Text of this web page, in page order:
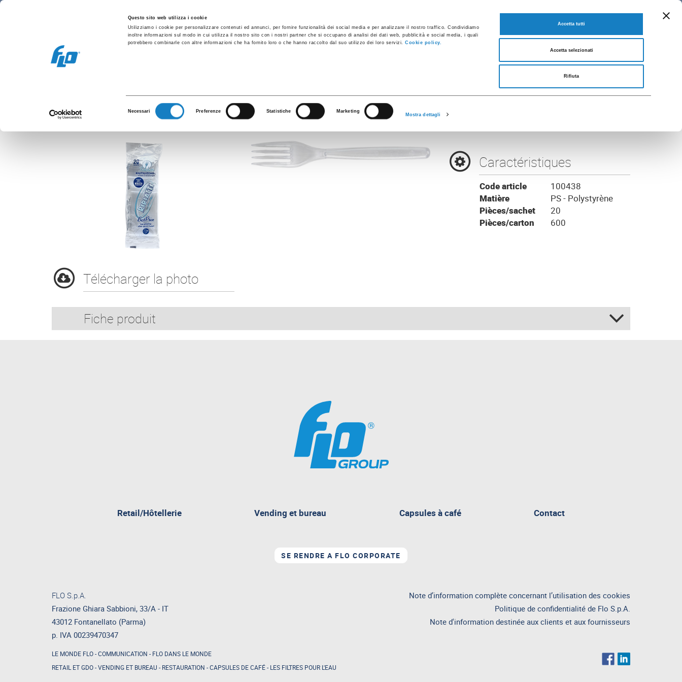
Questo sito web utilizza i cookie
Utilizziamo i cookie per personalizzare contenuti ed annunci, per fornire funzionalità dei social media e per analizzare il nostro traffico. Condividiamo
inoltre informazioni sul modo in cui utilizza il nostro sito con i nostri partner che si occupano di analisi dei dati web, pubblicità e social media, i quali
potrebbero combinarle con altre informazioni che ha fornito loro o che hanno raccolto dal suo utilizzo dei loro servizi.Cookie policy.
consenso
Necessari Preferenze Statistiche Marketing
Mostra dettagli
Accetta tutti
Accetta selezionati
Rifiuta
Retail/Hôtellerie Vending et bureau FR
Fourchette PS Transparent
Caractéristiques
Code article
100438
Matière
PS - Polystyrène
Pièces/sachet
20
Pièces/carton
600
Télécharger la photo
Fiche produit
Retail/Hôtelleriepagina
Vending et bureau Capsules à café Contact
SE RENDRE A FLO CORPORATE
FLO S.p.A.
Frazione Ghiara Sabbioni, 33/A - IT
43012 Fontanellato (Parma)
p. IVA 00239470347
LE MONDE FLO-COMMUNICATION - FLO DANS LE MONDE
RETAIL ET GDO-VENDING ET BUREAU - RESTAURATION -CAPSULES DE CAFÉ- LES FILTRES POUR L'EAU
Note d’information complète concernant l’utilisation des cookies
Politique de confidentialité de Flo S.p.A.
Note d'information destinée aux clients et aux fournisseurs